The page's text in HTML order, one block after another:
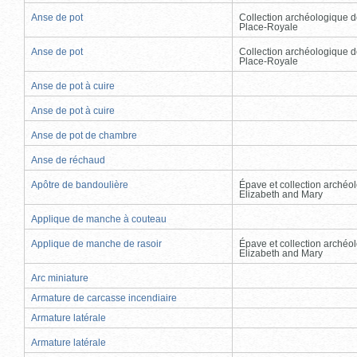
Anse de pot
Collection archéologique
Place-Royale
Anse de pot
Collection archéologique
Place-Royale
Anse de pot à cuire
Anse de pot à cuire
Anse de pot de chambre
Anse de réchaud
Apôtre de bandoulière
Épave et collection
Elizabeth and Mary
Applique de manche à couteau
Applique de manche de rasoir
Épave et collection
Elizabeth and Mary
Arc miniature
Armature de carcasse incendiaire
Armature latérale
Armature latérale